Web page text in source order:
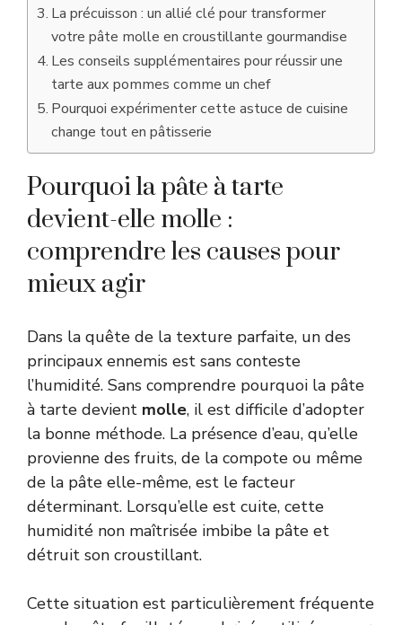
La précuisson : un allié clé pour transformer
votre pâte molle en croustillante gourmandise
Les conseils supplémentaires pour réussir une
tarte aux pommes comme un chef
Pourquoi expérimenter cette astuce de cuisine
change tout en pâtisserie
Pourquoi la pâte à tarte
devient-elle molle :
comprendre les causes pour
mieux agir
Dans la quête de la texture parfaite, un des
principaux ennemis est sans conteste
l’humidité. Sans comprendre pourquoi la pâte
à tarte devient molle, il est difficile d’adopter
la bonne méthode. La présence d’eau, qu’elle
provienne des fruits, de la compote ou même
de la pâte elle-même, est le facteur
déterminant. Lorsqu’elle est cuite, cette
humidité non maîtrisée imbibe la pâte et
détruit son croustillant.
Cette situation est particulièrement fréquente